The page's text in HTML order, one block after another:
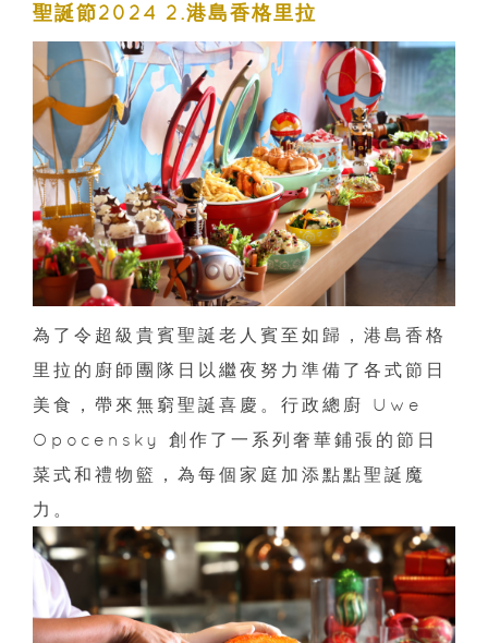
聖誕節2024 2.港島香格里拉
為了令超級貴賓聖誕老人賓至如歸，港島香格
里拉的廚師團隊日以繼夜努力準備了各式節日
美食，帶來無窮聖誕喜慶。行政總廚 Uwe
Opocensky 創作了一系列奢華鋪張的節日
菜式和禮物籃，為每個家庭加添點點聖誕魔
力。